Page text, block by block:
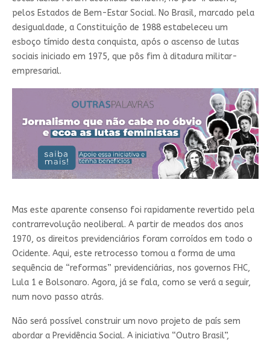
pelos Estados de Bem-Estar Social. No Brasil, marcado pela
desigualdade, a Constituição de 1988 estabeleceu um
esboço tímido desta conquista, após o ascenso de lutas
sociais iniciado em 1975, que pôs fim à ditadura militar-
empresarial.
Mas este aparente consenso foi rapidamente revertido pela
contrarrevolução neoliberal. A partir de meados dos anos
1970, os direitos previdenciários foram corroídos em todo o
Ocidente. Aqui, este retrocesso tomou a forma de uma
sequência de “reformas” previdenciárias, nos governos FHC,
Lula 1 e Bolsonaro. Agora, já se fala, como se verá a seguir,
num novo passo atrás.
Não será possível construir um novo projeto de país sem
abordar a Previdência Social. A iniciativa “Outro Brasil”,